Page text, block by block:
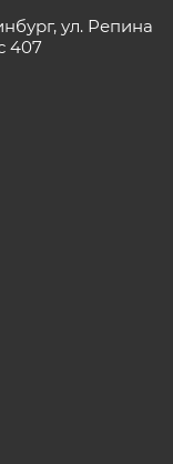
ул. Репина
407